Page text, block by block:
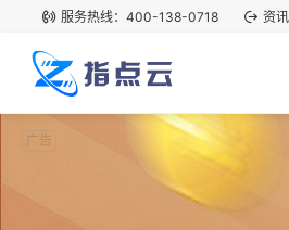
服务热线：400-138-0718 资讯
广告